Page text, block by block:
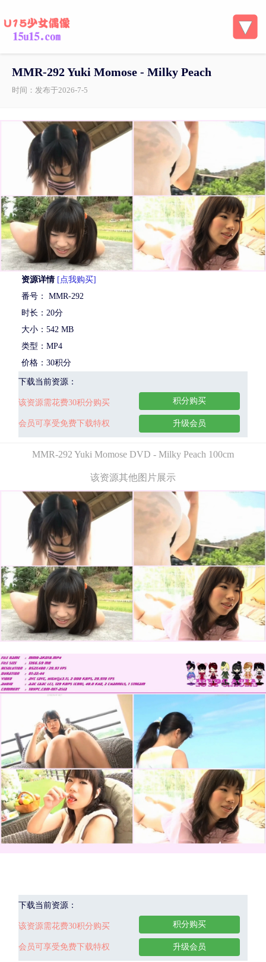
MMR-292 Yuki Momose - Milky Peach
时间：发布于2026-7-5
资源详情 [点我购买]
番号： MMR-292
时长：20分
大小：542 MB
类型：MP4
价格：30积分
下载当前资源：
该资源需花费30积分购买
会员可享受免费下载特权
积分购买
升级会员
MMR-292 Yuki Momose DVD - Milky Peach 100cm
该资源其他图片展示
下载当前资源：
该资源需花费30积分购买
会员可享受免费下载特权
积分购买
升级会员